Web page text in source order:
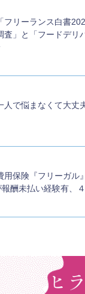
フリーランス白書
査」と「フードデリ
人で悩まなくて大丈
用保険『フリーガル
酬未払い経験有、